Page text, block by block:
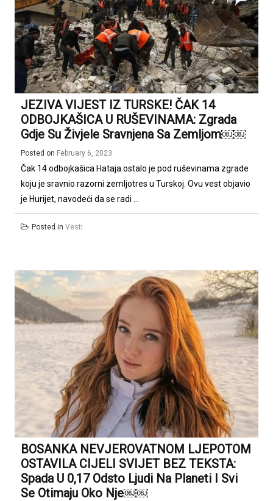
JEZIVA VIJEST IZ TURSKE! ČAK 14
ODBOJKAŠICA U RUŠEVINAMA: Zgrada
Gdje Su Živjele Sravnjena Sa Zemljom￼￼
Posted on February 6, 2023
Čak 14 odbojkašica Hataja ostalo je pod ruševinama zgrade
koju je sravnio razorni zemljotres u Turskoj. Ovu vest objavio
je Hurijet, navodeći da se radi ...
Posted in Vesti
BOSANKA NEVJEROVATNOM LJEPOTOM
OSTAVILA CIJELI SVIJET BEZ TEKSTA:
Spada U 0,17 Odsto Ljudi Na Planeti I Svi
Se Otimaju Oko Nje￼￼